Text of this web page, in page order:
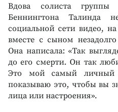
Вдова солиста
Беннингтона Талинда
социальной сети видео,
вместе с сыном
Она написала: «Так
до его смерти. Он так
Это мой самый
показываю это, чтобы вы
лица или настроения».